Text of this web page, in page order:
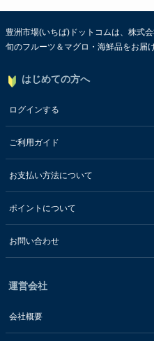
豊洲市場(いちば)ドットコムは、株式
旬のフルーツ＆マグロ・海鮮品をお届
はじめての方へ
ログインする
ご利用ガイド
お支払い方法について
ポイントについて
お問い合わせ
運営会社
会社概要